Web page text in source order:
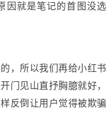
因就是笔记的首图没选
，所以我们再给小红书
门见山直抒胸臆就好，
反倒让用户觉得被欺骗